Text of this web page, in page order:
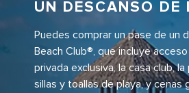
UN DESCANSO DE
Puedes comprar un pase de un
Beach Club®, que incluye
privada exclusiva, la casa club, la
sillas y toallas de playa, y cenas